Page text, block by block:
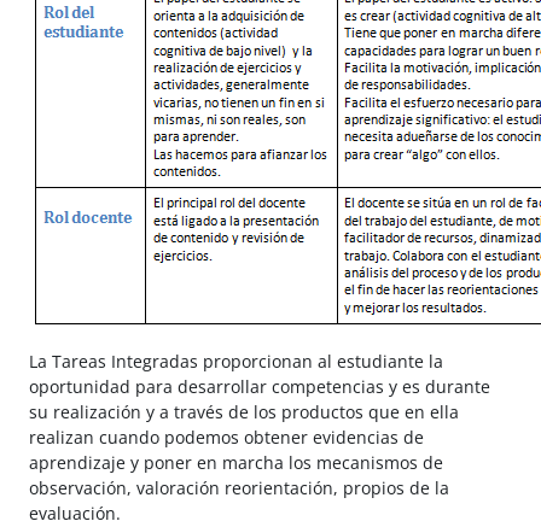
La Tareas Integradas proporcionan al estudiante la
oportunidad para desarrollar competencias y es durante
su realización y a través de los productos que en ella
realizan cuando podemos obtener evidencias de
aprendizaje y poner en marcha los mecanismos de
observación, valoración reorientación, propios de la
evaluación.